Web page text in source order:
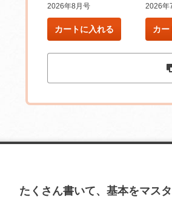
2026年8月号
カートに入れる
2026年
カー
たくさん書いて、基本をマスタ